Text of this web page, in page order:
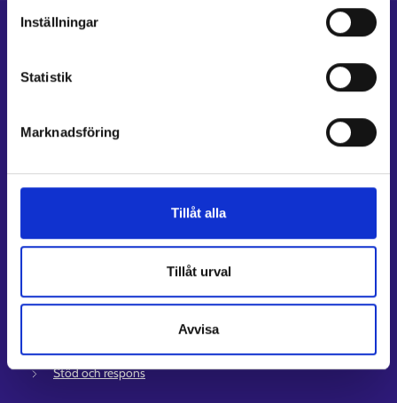
Inställningar
Statistik
Marknadsföring
Tillåt alla
Tillåt urval
Avvisa
E-tjänster
Information och aktuellt på andra språk
Kontaktuppgifter till sysselsättningsområden
Information om utkomstskydd för arbetslösa
Rådgivningstjänster för arbetsgivare och företagare
Stöd och respons